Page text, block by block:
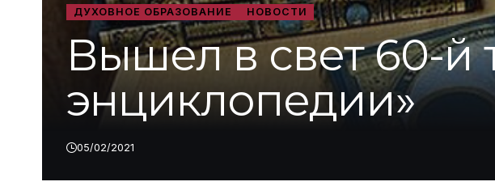
ДУХОВНОЕ ОБРАЗОВАНИЕ НОВОСТИ
Вышел в свет 60-й
энциклопедии»
05/02/2021